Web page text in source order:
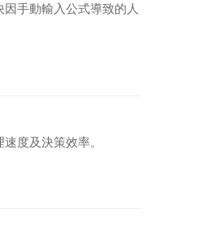
手動輸入公式導致的人
度及決策效率。